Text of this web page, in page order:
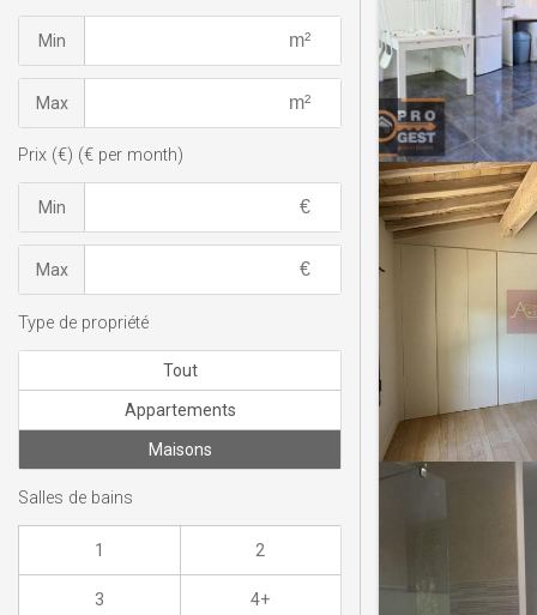
Min
Max
Prix (€) (€ per month)
Min
Max
Type de propriété
Tout
Appartements
Maisons
Salles de bains
1 2
3 4+